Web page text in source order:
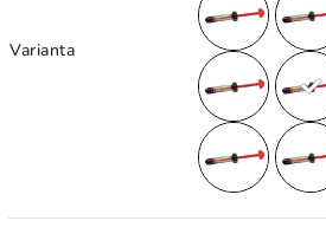
Varianta